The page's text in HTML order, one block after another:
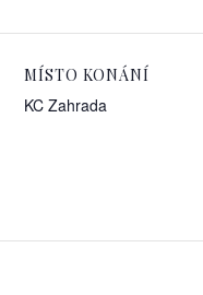
MÍSTO KONÁNÍ
KC Zahrada